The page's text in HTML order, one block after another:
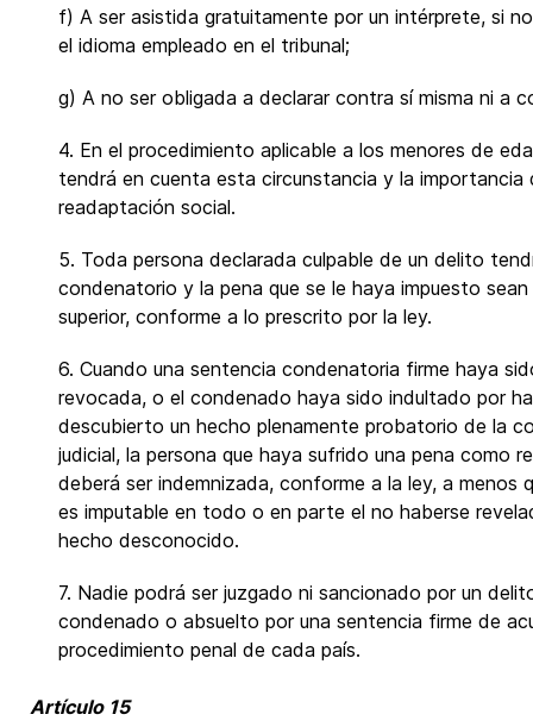
f) A ser asistida gratuitamente por un intérprete, si
el idioma empleado en el tribunal;
g) A no ser obligada a declarar contra sí misma ni a
4. En el procedimiento aplicable a los menores de
tendrá en cuenta esta circunstancia y la importancia
readaptación social.
5. Toda persona declarada culpable de un delito
condenatorio y la pena que se le haya impuesto
superior, conforme a lo prescrito por la ley.
6. Cuando una sentencia condenatoria firme haya
revocada, o el condenado haya sido indultado por
descubierto un hecho plenamente probatorio de la
judicial, la persona que haya sufrido una pena como
deberá ser indemnizada, conforme a la ley, a menos
es imputable en todo o en parte el no haberse
hecho desconocido.
7. Nadie podrá ser juzgado ni sancionado por un
condenado o absuelto por una sentencia firme de
procedimiento penal de cada país.
Artículo 15